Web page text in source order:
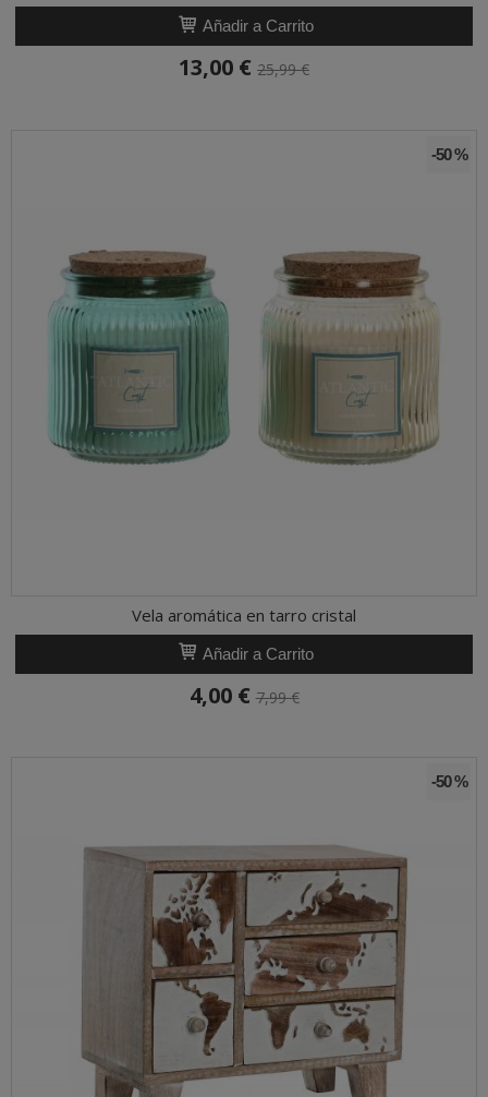
Añadir a Carrito
13,00 € 25,99 €
-50 %
Vela aromática en tarro cristal
Añadir a Carrito
4,00 €7,99 €
-50 %